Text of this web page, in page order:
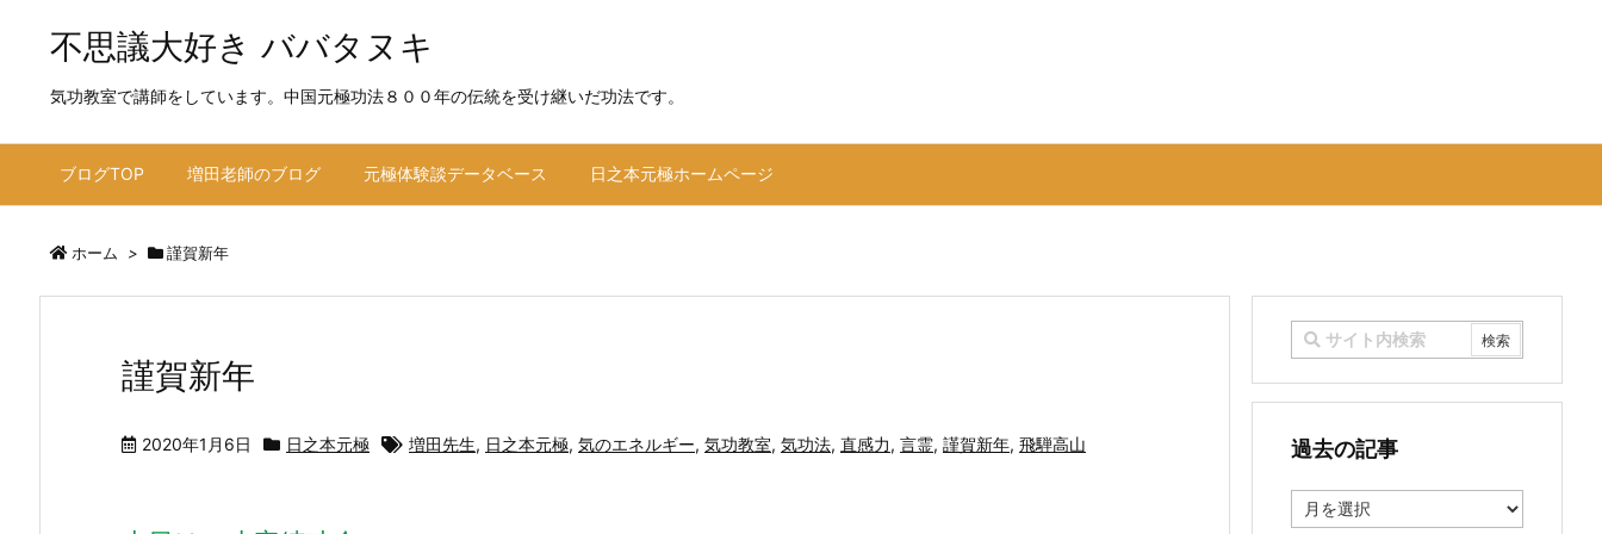
不思議大好き ババタヌキ
気功教室で講師をしています。中国元極功法８００年の伝統を受け継いだ功法です。
ブログTOP 増田老師のブログ 元極体験談データベース 日之本元極ホームページ
ホーム > 謹賀新年
謹賀新年
2020年1月6日 日之本元極 増田先生, 日之本元極, 気のエネルギー, 気功教室, 気功法, 直感力, 言霊, 謹賀新年, 飛騨高山 過去の記事
去